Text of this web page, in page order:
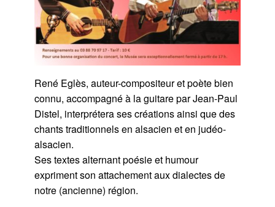
René Eglès, auteur-compositeur et poète bien
connu, accompagné à la guitare par Jean-Paul
Distel, interprétera ses créations ainsi que des
chants traditionnels en alsacien et en judéo-
alsacien.
Ses textes alternant poésie et humour
expriment son attachement aux dialectes de
notre (ancienne) région.